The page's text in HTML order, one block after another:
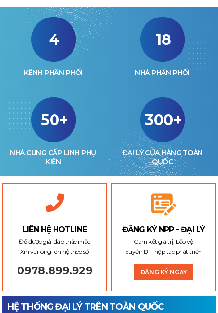
4
KÊNH PHÂN PHỐI
18
NHÀ PHÂN PHỐI
50+
NHÀ CUNG CẤP LINH PHỤ
KIỆN
300+
ĐẠI LÝ CỬA HÀNG TOÀN
QUỐC
LIÊN HỆ HOTLINE
Để được giải đáp thắc mắc
Xin vui lòng liên hệ theo số
0978.899.929
ĐĂNG KÝ NPP - ĐẠI LÝ
Cam kết giá trị, bảo vệ
quyền lợi - hợp tác phát triển
ĐĂNG KÝ NGAY
HỆ THỐNG ĐẠI LÝ TRÊN TOÀN QUỐC